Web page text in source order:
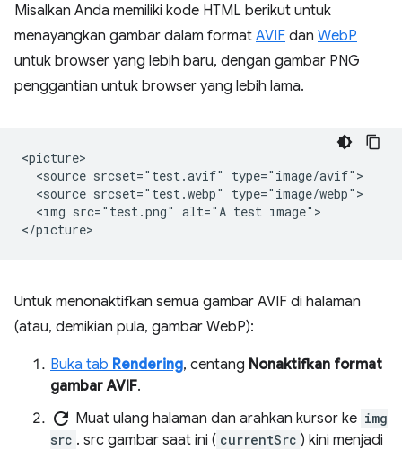
Misalkan Anda memiliki kode HTML berikut untuk
menayangkan gambar dalam format AVIF dan WebP
untuk browser yang lebih baru, dengan gambar PNG
penggantian untuk browser yang lebih lama.
<picture>
  <source srcset="test.avif" type="image/avif">
  <source srcset="test.webp" type="image/webp">
  <img src="test.png" alt="A test image">
Untuk menonaktifkan semua gambar AVIF di halaman
(atau, demikian pula, gambar WebP):
Buka tab Rendering, centang Nonaktifkan format
gambar AVIF.
refresh Muat ulang halaman dan arahkan kursor ke img
src . src gambar saat ini ( currentSrc ) kini menjadi